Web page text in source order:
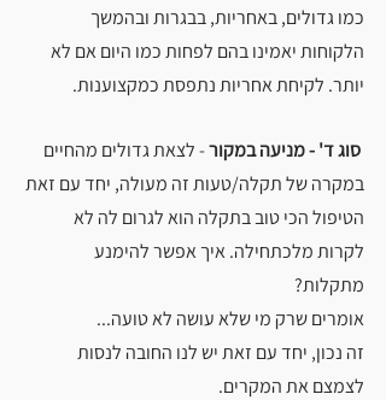
כמו גדולים, באחריות, בבגרות ובהמשך
הלקוחות יאמינו בהם לפחות כמו היום אם לא
יותר. לקיחת אחריות נתפסת כמקצוענות.
- לצאת גדולים מהחיים
במקרה של תקלה/טעות זה מעולה, יחד עם זאת
הטיפול הכי טוב בתקלה הוא לגרום לה לא
לקרות מלכתחילה. איך אפשר להימנע
מתקלות?
אומרים שרק מי שלא עושה לא טועה...
זה נכון, יחד עם זאת יש לנו החובה לנסות
לצמצם את המקרים.